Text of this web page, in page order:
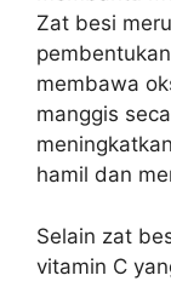
Zat besi
membawa
manggis
hamil dan
Selain zat
vitamin C